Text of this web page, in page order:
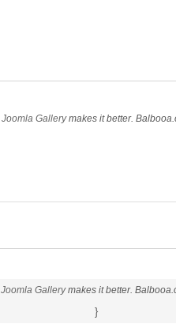
Joomla Gallerymakes it better.
Joomla Gallerymakes it better.
}